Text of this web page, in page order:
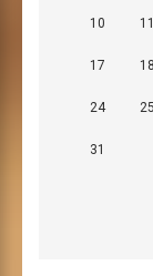
10 11
17 18
24 25
31